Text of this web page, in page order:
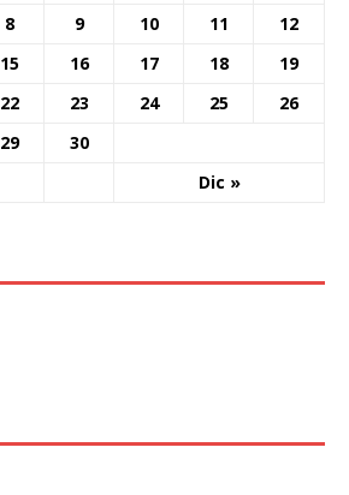
Dic »
8 9 10 11
12
15 16 17 18
19
22 23 24 25
26
29 30